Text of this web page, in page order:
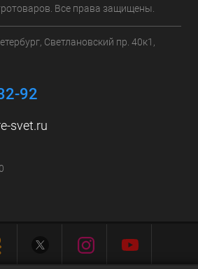
Все права защищены.
Светлановский пр. 40к1,
92
svet.ru